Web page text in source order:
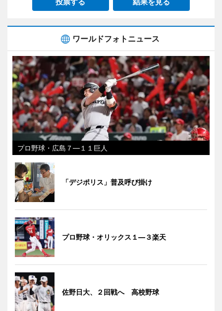
投票する 結果を見る
ワールドフォトニュース
プロ野球・広島７―１１巨人
「デジポリス」普及呼び掛け
プロ野球・オリックス１―３楽天
佐野日大、２回戦へ 高校野球